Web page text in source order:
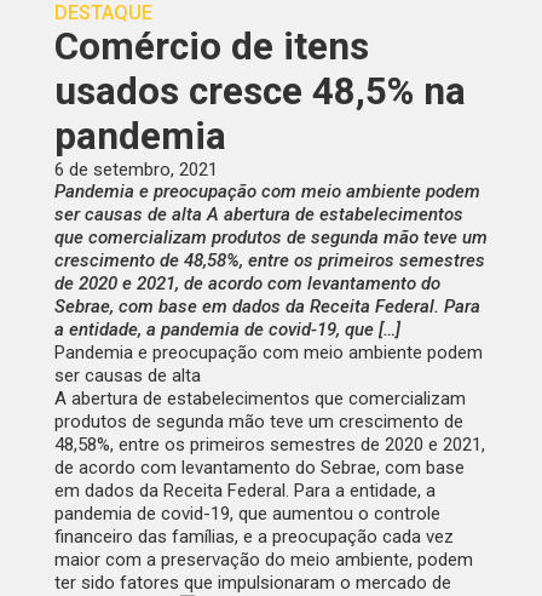
DESTAQUE
Comércio de itens
usados cresce 48,5% na
pandemia
6 de setembro, 2021
Pandemia e preocupação com meio ambiente podem
ser causas de alta A abertura de estabelecimentos
que comercializam produtos de segunda mão teve um
crescimento de 48,58%, entre os primeiros semestres
de 2020 e 2021, de acordo com levantamento do
Sebrae, com base em dados da Receita Federal. Para
a entidade, a pandemia de covid-19, que […]
Pandemia e preocupação com meio ambiente podem
ser causas de alta
A abertura de estabelecimentos que comercializam
produtos de segunda mão teve um crescimento de
48,58%, entre os primeiros semestres de 2020 e 2021,
de acordo com levantamento do Sebrae, com base
em dados da Receita Federal. Para a entidade, a
pandemia de covid-19, que aumentou o controle
financeiro das famílias, e a preocupação cada vez
maior com a preservação do meio ambiente, podem
ter sido fatores que impulsionaram o mercado de